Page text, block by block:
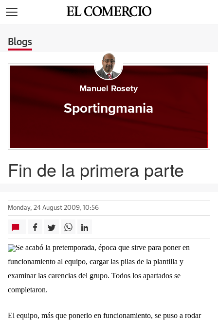
Blogs
Manuel Rosety
Sportingmania
Fin de la primera parte
Monday, 24 August 2009, 10:56
Se acabó la pretemporada, época que sirve para poner en
funcionamiento al equipo, cargar las pilas de la plantilla y
examinar las carencias del grupo. Todos los apartados se
completaron.
El equipo, más que ponerlo en funcionamiento, se puso a rodar